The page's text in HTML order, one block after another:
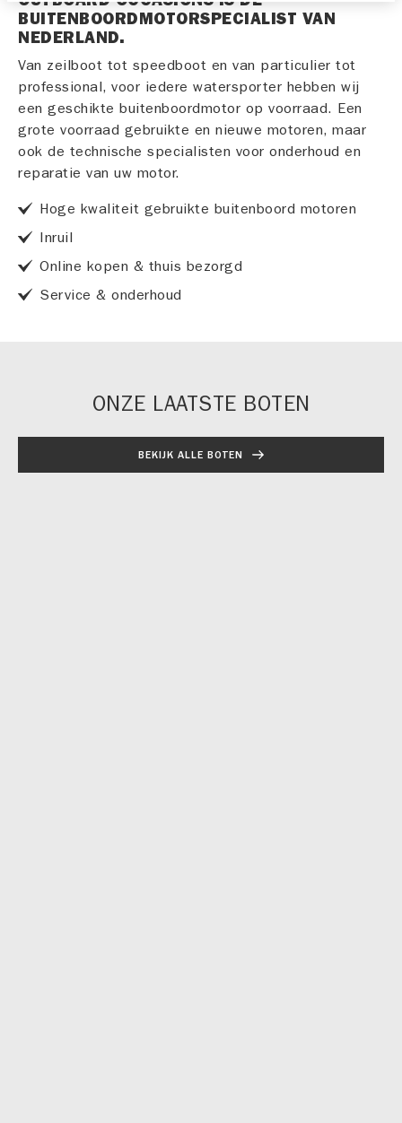
BUITENBOORDMOTORSPECIALIST VAN
NEDERLAND.
Van zeilboot tot speedboot en van particulier tot
professional, voor iedere watersporter hebben wij
een geschikte buitenboordmotor op voorraad. Een
grote voorraad gebruikte en nieuwe motoren, maar
ook de technische specialisten voor onderhoud en
reparatie van uw motor.
Hoge kwaliteit gebruikte buitenboord motoren
Inruil
Online kopen & thuis bezorgd
Service & onderhoud
ONZE LAATSTE BOTEN
BEKIJK ALLE BOTEN